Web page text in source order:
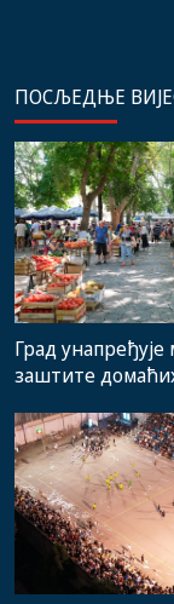
ПОСЉЕДЊЕ
Град унапређује
заштите
градске пијаце